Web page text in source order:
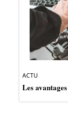
ACTU
Les